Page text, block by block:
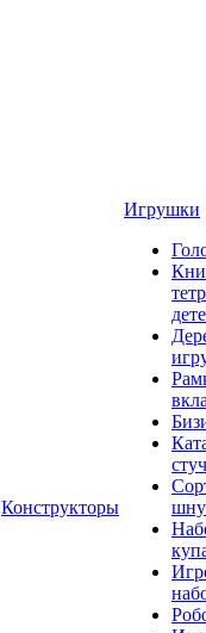
Конструкторы
Игрушки